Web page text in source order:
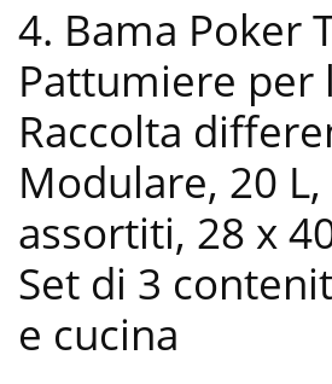
4. Bama Poker
Pattumiere per
Raccolta
Modulare, 20
assortiti, 28 x
Set di 3
e cucina